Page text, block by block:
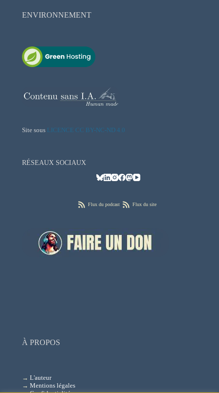
ENVIRONNEMENT
Site sous LICENCE CC BY-NC-ND 4.0
RÉSEAUX SOCIAUX
Flux du podcast Flux du site
À PROPOS
→ L'auteur
→ Mentions légales